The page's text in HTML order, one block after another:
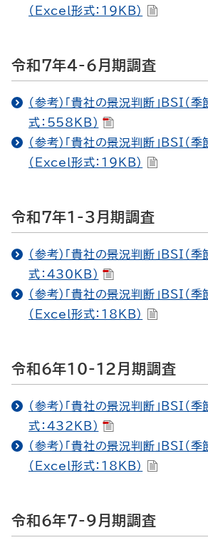
（Excel形式：19KB）
令和7年4-6月期調査
（参考）「貴社の景況判断」BSI（
式：558KB）
（参考）「貴社の景況判断」BSI（
（Excel形式：19KB）
令和7年1-3月期調査
（参考）「貴社の景況判断」BSI（
式：430KB）
（参考）「貴社の景況判断」BSI（
（Excel形式：18KB）
令和6年10-12月期調査
（参考）「貴社の景況判断」BSI（
式：432KB）
（参考）「貴社の景況判断」BSI（
（Excel形式：18KB）
令和6年7-9月期調査